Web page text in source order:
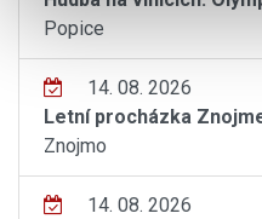
Popice
14. 08. 2026
Letní procházka
Znojmo
14. 08. 2026